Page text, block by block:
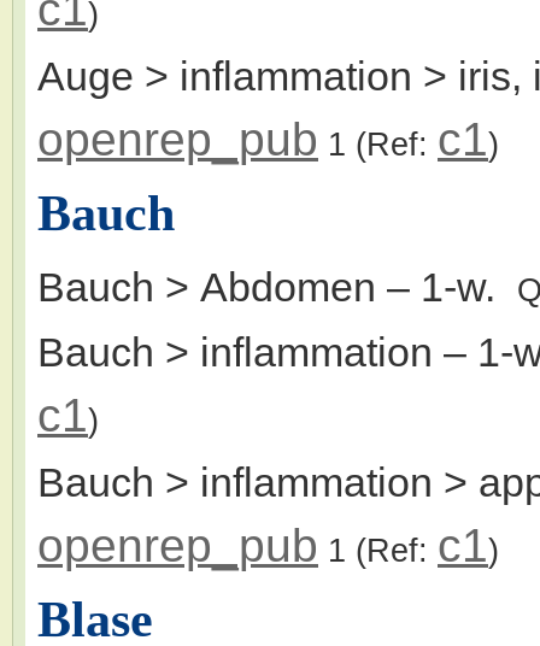
)
Auge > inflammation > iris,
openrep_pub 1 (Ref: c1)
Bauch
Bauch > Abdomen – 1-w.
Bauch > inflammation – 1-
c1)
Bauch > inflammation >
openrep_pub 1 (Ref: c1)
Blase